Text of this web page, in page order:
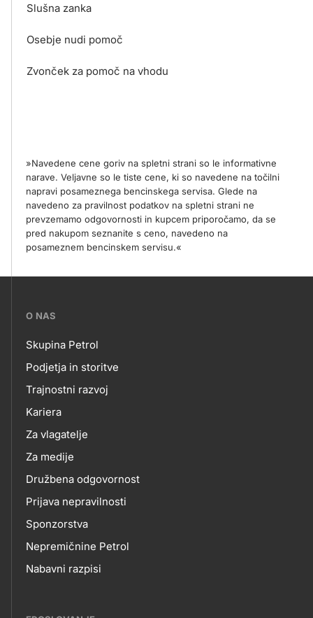
Slušna zanka
Osebje nudi pomoč
Zvonček za pomoč na vhodu
»Navedene cene goriv na spletni strani so le informativne
narave. Veljavne so le tiste cene, ki so navedene na točilni
napravi posameznega bencinskega servisa. Glede na
navedeno za pravilnost podatkov na spletni strani ne
prevzemamo odgovornosti in kupcem priporočamo, da se
pred nakupom seznanite s ceno, navedeno na
posameznem bencinskem servisu.«
???
skupno.footer-
title???
O NAS
O
NAS
Skupina Petrol
Podjetja in storitve
Trajnostni razvoj
Kariera
Za vlagatelje
Za medije
Družbena odgovornost
Prijava nepravilnosti
Sponzorstva
Nepremičnine Petrol
Nabavni razpisi